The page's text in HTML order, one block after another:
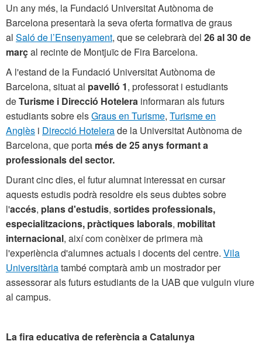
Un any més, la Fundació Universitat Autònoma de
Barcelona presentarà la seva oferta formativa de graus
al Saló de l’Ensenyament, que se celebrarà del 26 al 30 de
marçal recinte de Montjuïc de Fira Barcelona.
A l'estand de la Fundació Universitat Autònoma de
Barcelona, situat al pavelló 1, professorat i estudiants
deTurisme i Direcció Hotelera informaran als futurs
estudiants sobre elsGraus en Turisme, Turisme en
Anglès i Direcció Hotelerade la Universitat Autònoma de
Barcelona, que porta més de25 anys formant a
professionals del sector.
Durant cinc dies, el futur alumnat interessat en cursar
aquests estudis podrà resoldre els seus dubtes sobre
l'accés, plans d'estudis, sortides professionals,
especialitzacions, pràctiques laborals, mobilitat
internacional, així com conèixer de primera mà
l'experiència d'alumnes actuals i docents del centre. Vila
Universitàriatambé comptarà amb un mostrador per
assessorar als futurs estudiants de la UAB que vulguin viure
al campus.
La fira educativa de referència a Catalunya